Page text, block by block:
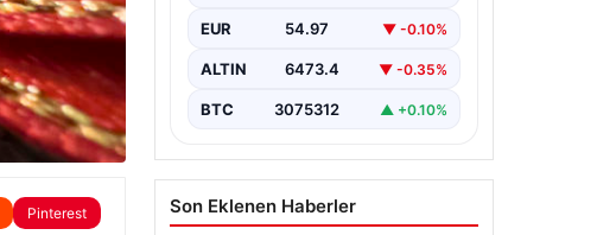
Pinterest
EUR 54.97 ▼ -0.10%
ALTIN 6473.4 ▼ -0.35%
BTC 3075312 ▲ +0.10%
Son Eklenen Haberler